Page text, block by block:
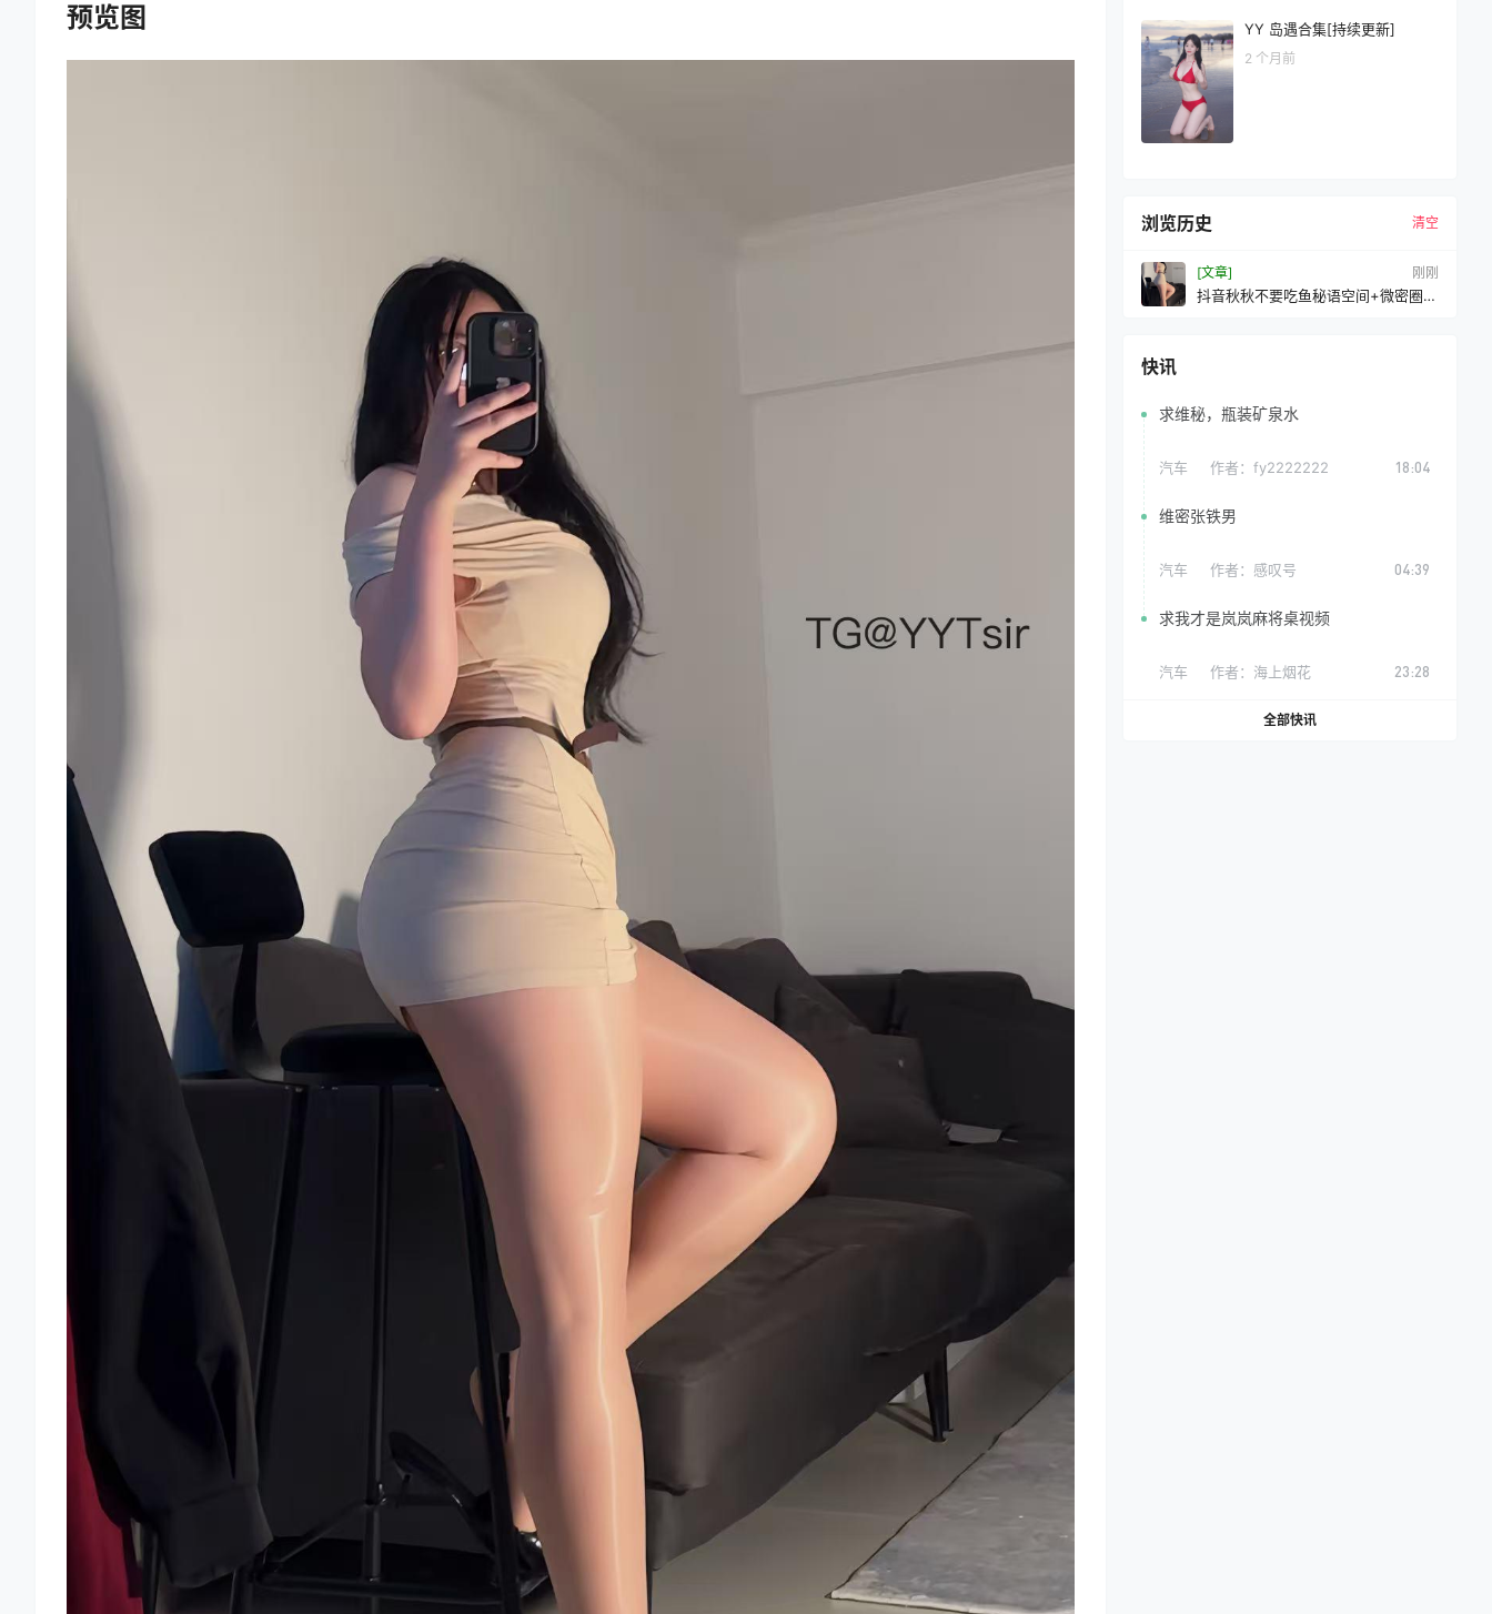
预览图 YY 岛遇合集[持续更新]
2 个月前
浏览历史 清空
[文章] 刚刚
抖音秋秋不要吃鱼秘语空间+微密圈合
快讯
求维秘，瓶装矿泉水
汽车 作者： fy2222222 18:04
维密张铁男
汽车 作者： 感叹号 04:39
求我才是岚岚麻将桌视频
汽车 作者： 海上烟花 23:28
全部快讯